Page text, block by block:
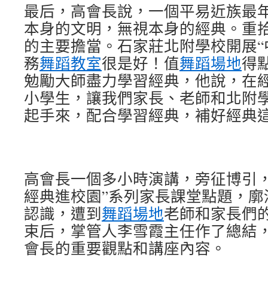
最后，高會長說，一個平易近族最
本身的文明，無視本身的經典。重
的主要擔當。石家莊北附學校開展
務舞蹈教室很是好！值舞蹈場地得
勉勵大師盡力學習經典，他說，在
小學生，讓我們家長、老師和北附
起手來，配合學習經典，補好經典
高會長一個多小時演講，旁征博引
經典進校園”系列家長課堂點題，
認識，遭到舞蹈場地老師和家長們
束后，掌管人李雪霞主任作了總結
會長的重要觀點和講座內容。